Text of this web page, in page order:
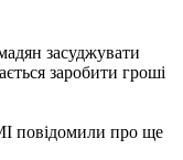
засуджувати
заробити гроші
повідомили про ще